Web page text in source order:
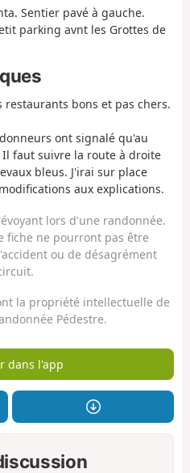
Sentier pavé à gauche.
parking avnt les Grottes de
bons et pas chers.
ont signalé qu'au
faut suivre la route à droite
bleus. J'irai sur place
aux explications.
lors d'une randonnée.
fiche ne pourront pas être
ou de désagrément
la propriété intellectuelle de
Pédestre.
dans l'app